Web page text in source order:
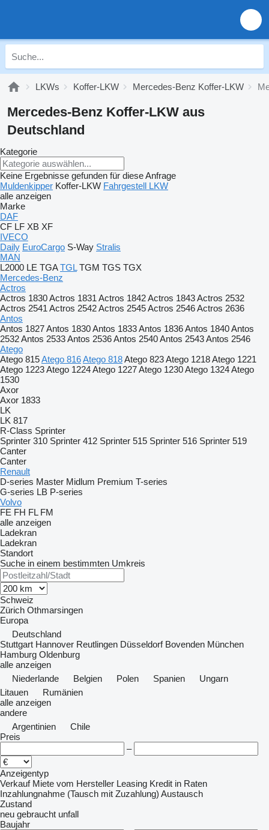
LKWs Koffer-LKW Mercedes-Benz Koffer-LKW
Mercedes-Benz Koffer-LKW aus
Deutschland
Kategorie
Keine Ergebnisse gefunden für diese Anfrage
Muldenkipper Koffer-LKW Fahrgestell LKW
alle anzeigen
Marke
DAF
CF LF XB XF
IVECO
Daily EuroCargo S-Way Stralis
MAN
L2000 LE TGA TGL TGM TGS TGX
Mercedes-Benz
Actros
Actros 1830Actros 1831 Actros 1842Actros 1843Actros 2532
Actros 2541 Actros 2542Actros 2545Actros 2546Actros 2636
Antos
Antos 1827Antos 1830Antos 1833Antos 1836Antos 1840Antos
2532Antos 2533Antos 2536Antos 2540Antos 2543Antos 2546
Atego
Atego 815Atego 816Atego 818Atego 823Atego 1218Atego 1221
Atego 1223Atego 1224Atego 1227Atego 1230Atego 1324Atego
1530
Axor
Axor 1833
LK
LK 817
R-Class Sprinter
Sprinter 310 Sprinter 412 Sprinter 515 Sprinter 516 Sprinter 519
Canter
Canter
Renault
D-series Master Midlum Premium T-series
G-series LB P-series
Volvo
FE FH FL FM
alle anzeigen
Ladekran
Ladekran
Standort
Suche in einem bestimmten Umkreis
Schweiz
Zürich Othmarsingen
Europa
Deutschland
Stuttgart Hannover Reutlingen Düsseldorf Bovenden München
Hamburg Oldenburg
alle anzeigen
Niederlande
Belgien Polen Spanien
Ungarn
Litauen
Rumänien
alle anzeigen
andere
Argentinien
Chile
Preis
–
Anzeigentyp
Verkauf Miete vom Hersteller Leasing Kredit in Raten
Inzahlungnahme (Tausch mit Zuzahlung) Austausch
Zustand
neu gebraucht unfall
Baujahr